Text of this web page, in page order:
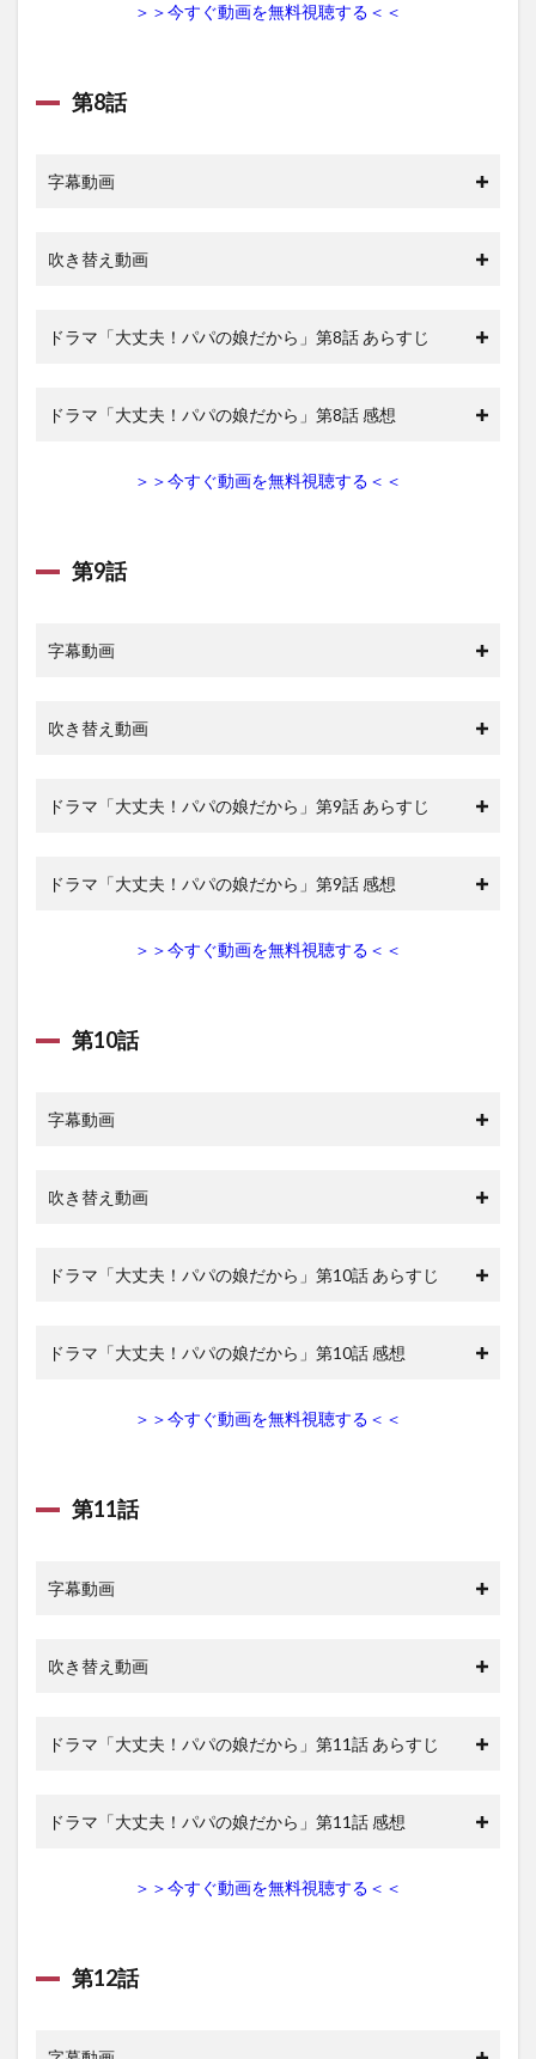
＞＞今すぐ動画を無料視聴する＜＜
第8話
字幕動画
吹き替え動画
ドラマ「大丈夫！パパの娘だから」第8話 あらすじ
ドラマ「大丈夫！パパの娘だから」第8話 感想
＞＞今すぐ動画を無料視聴する＜＜
第9話
字幕動画
吹き替え動画
ドラマ「大丈夫！パパの娘だから」第9話 あらすじ
ドラマ「大丈夫！パパの娘だから」第9話 感想
＞＞今すぐ動画を無料視聴する＜＜
第10話
字幕動画
吹き替え動画
ドラマ「大丈夫！パパの娘だから」第10話 あらすじ
ドラマ「大丈夫！パパの娘だから」第10話 感想
＞＞今すぐ動画を無料視聴する＜＜
第11話
字幕動画
吹き替え動画
ドラマ「大丈夫！パパの娘だから」第11話 あらすじ
ドラマ「大丈夫！パパの娘だから」第11話 感想
＞＞今すぐ動画を無料視聴する＜＜
第12話